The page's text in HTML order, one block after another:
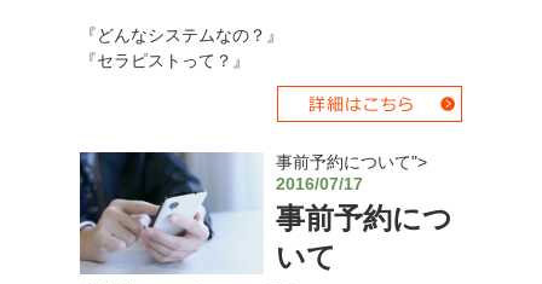
『どんなシステムなの？』
『セラピストって？』
事前予約について">
2016/07/17
事前予約につ
いて